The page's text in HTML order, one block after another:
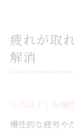
疲れが取
解消
もみほぐしが慢
慢性的な疲労や